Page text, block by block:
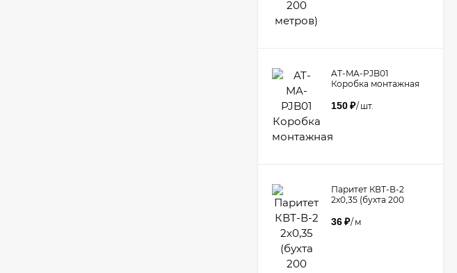
AT-MA-PJB01
Коробка монтажная
150₽/ шт.
Паритет КВТ-В-2
2х0,35 (бухта 200
36₽/ м